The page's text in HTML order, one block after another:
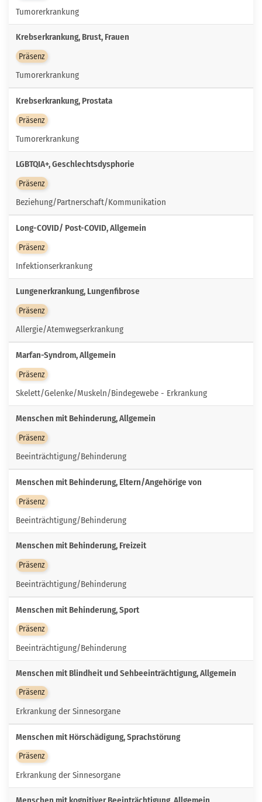
Tumorerkrankung
Krebserkrankung, Brust, Frauen
Präsenz
Tumorerkrankung
Krebserkrankung, Prostata
Präsenz
Tumorerkrankung
LGBTQIA+, Geschlechtsdysphorie
Präsenz
Beziehung/Partnerschaft/Kommunikation
Long-COVID/ Post-COVID, Allgemein
Präsenz
Infektionserkrankung
Lungenerkrankung, Lungenfibrose
Präsenz
Allergie/Atemwegserkrankung
Marfan-Syndrom, Allgemein
Präsenz
Skelett/Gelenke/Muskeln/Bindegewebe - Erkrankung
Menschen mit Behinderung, Allgemein
Präsenz
Beeinträchtigung/Behinderung
Menschen mit Behinderung, Eltern/Angehörige von
Präsenz
Beeinträchtigung/Behinderung
Menschen mit Behinderung, Freizeit
Präsenz
Beeinträchtigung/Behinderung
Menschen mit Behinderung, Sport
Präsenz
Beeinträchtigung/Behinderung
Menschen mit Blindheit und Sehbeeinträchtigung, Allgemein
Präsenz
Erkrankung der Sinnesorgane
Menschen mit Hörschädigung, Sprachstörung
Präsenz
Erkrankung der Sinnesorgane